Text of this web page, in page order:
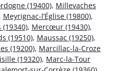
(19400), Millevaches
Meyrignac-l’Église (19800),
, Mercœur (19430),
(19510), Maussac (19250),
(19200), Marcillac-la-Croze
(19320), Marc-la-Tour